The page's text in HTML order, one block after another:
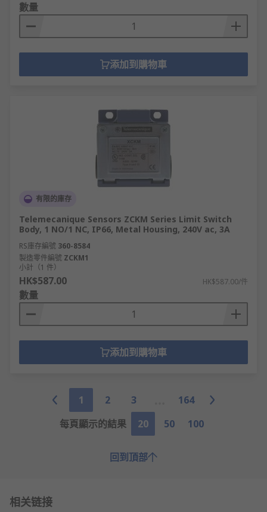
數量
添加到購物車
有限的庫存
Telemecanique Sensors ZCKM Series Limit Switch
Body, 1 NO/1 NC, IP66, Metal Housing, 240V ac, 3A
RS庫存編號 360-8584
製造零件編號 ZCKM1
小計（1 件）
HK$587.00 HK$587.00/件
數量
添加到購物車
1 2 3
164
每頁顯示的結果
20 50 100
回到頂部
相关链接